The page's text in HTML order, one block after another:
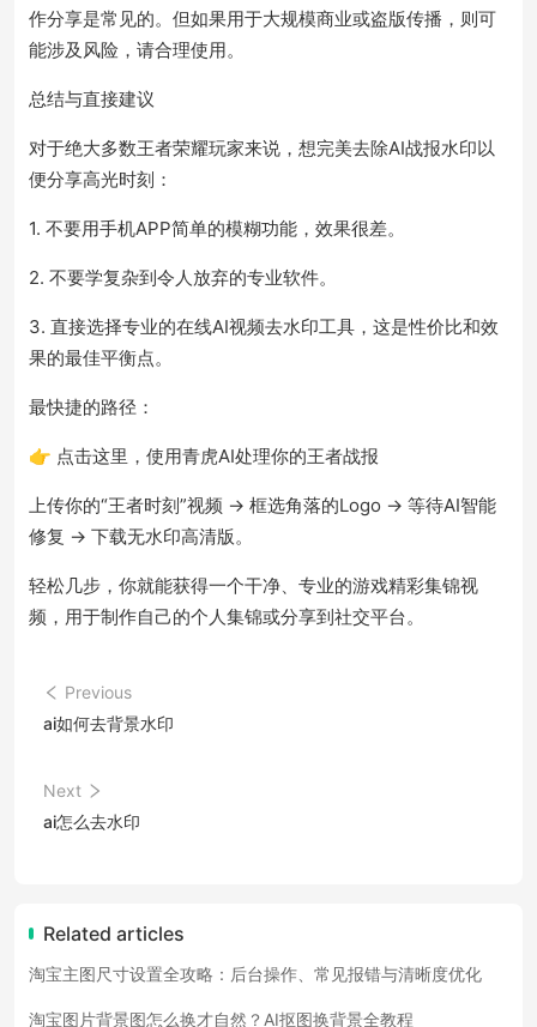
作分享是常见的。但如果用于大规模商业或盗版传播，则可
能涉及风险，请合理使用。
总结与直接建议
对于绝大多数王者荣耀玩家来说，想完美去除AI战报水印以
便分享高光时刻：
1. 不要用手机APP简单的模糊功能，效果很差。
2. 不要学复杂到令人放弃的专业软件。
3. 直接选择专业的在线AI视频去水印工具，这是性价比和效
果的最佳平衡点。
最快捷的路径：
👉 点击这里，使用青虎AI处理你的王者战报
上传你的“王者时刻”视频 → 框选角落的Logo → 等待AI智能
修复 → 下载无水印高清版。
轻松几步，你就能获得一个干净、专业的游戏精彩集锦视
频，用于制作自己的个人集锦或分享到社交平台。
Previous
ai如何去背景水印
Next
ai怎么去水印
Related articles
淘宝主图尺寸设置全攻略：后台操作、常见报错与清晰度优化
淘宝图片背景图怎么换才自然？AI抠图换背景全教程